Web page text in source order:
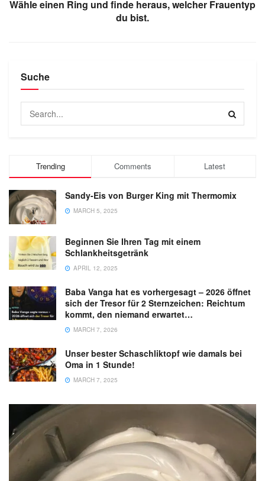
Wähle einen Ring und finde heraus, welcher Frauentyp
du bist.
Suche
Trending Comments Latest
Sandy-Eis von Burger King mit Thermomix
MARCH 5, 2025
Beginnen Sie Ihren Tag mit einem
Schlankheitsgetränk
APRIL 12, 2025
Baba Vanga hat es vorhergesagt – 2026 öffnet
sich der Tresor für 2 Sternzeichen: Reichtum
kommt, den niemand erwartet…
MARCH 7, 2026
Unser bester Schaschliktopf wie damals bei
Oma in 1 Stunde!
MARCH 7, 2025